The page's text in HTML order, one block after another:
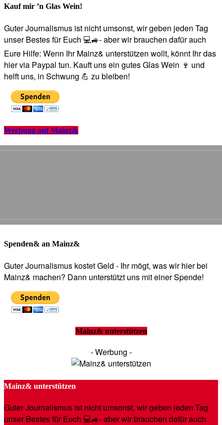
Kauf mir ’n Glas Wein!
Guter Journalismus ist nicht umsonst, wir geben jeden Tag
unser Bestes für Euch 💻🚙- aber wir brauchen dafür auch
Eure Hilfe: Wenn Ihr Mainz& unterstützen wollt, könnt Ihr das
hier via Paypal tun. Kauft uns ein gutes Glas Wein 🍷 und
helft uns, in Schwung 💪 zu bleiben!
Werbung auf Mainz&
Spenden& an Mainz&
Guter Journalismus kostet Geld - Ihr mögt, was wir hier bei
Mainz& machen? Dann unterstützt uns mit einer Spende!
Mainz& unterstützen
- Werbung -
Mainz& unterstützen
Guter Journalismus ist nicht umsonst, wir geben jeden Tag
unser Bestes für Euch 💻🚙- aber wir brauchen dafür auch